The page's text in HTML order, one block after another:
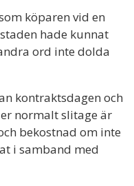
köparen vid en
hade kunnat
ord inte dolda
kontraktsdagen och
normalt slitage är
bekostnad om inte
i samband med